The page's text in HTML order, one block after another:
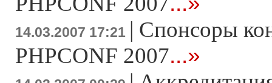
14.03.2007 17:21 | Спонсоры
PHPCONF 2007...»